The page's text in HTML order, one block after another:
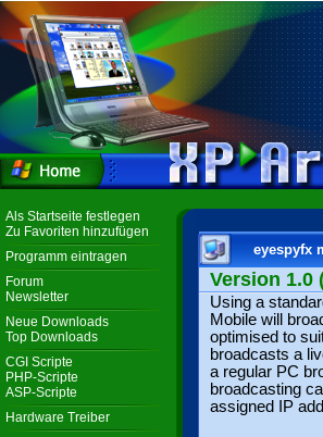
Als Startseite festlegen
Zu Favoriten hinzufügen
Programm eintragen
Forum
Newsletter
Neue Downloads
Top Downloads
CGI Scripte
PHP-Scripte
ASP-Scripte
Hardware Treiber
eyespyfx
Version 1.0
Using a
Mobile will
optimised to
broadcasts a
a regular PC
broadcasting
assigned IP